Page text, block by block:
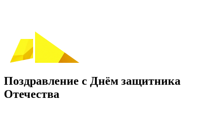
Поздравление с Днём защитника
Отечества